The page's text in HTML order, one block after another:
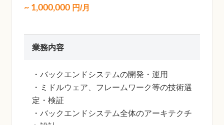
~ 1,000,000 円/月
業務内容
・バックエンドシステムの開発・運用
・ミドルウェア、フレームワーク等の技術選
定・検証
・バックエンドシステム全体のアーキテクチ